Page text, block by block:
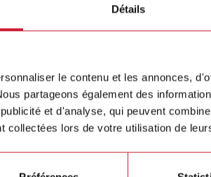
Détails
le contenu et les annonces,
partageons également des
et d'analyse, qui peuvent
collectées lors de votre utilisation de
Acheter